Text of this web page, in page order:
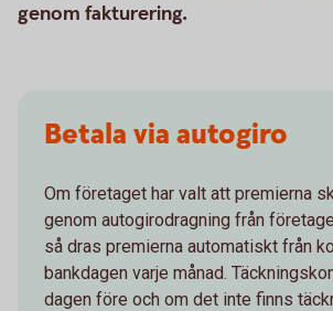
genom fakturering.
Betala via autogiro
Om företaget har valt att premierna
genom autogirodragning från
så dras premierna automatiskt från
bankdagen varje månad.
dagen före och om det inte finns